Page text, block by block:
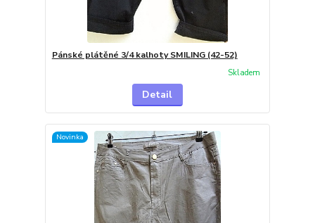
Pánské plátěné 3/4 kalhoty SMILING (42-52)
Skladem
Detail
Novinka